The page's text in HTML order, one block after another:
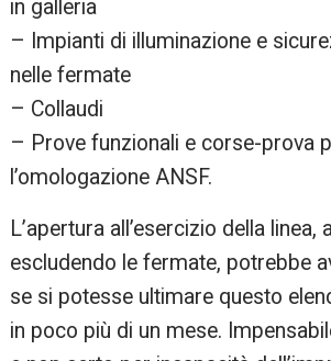
in galleria
– Impianti di illuminazione e
nelle fermate
– Collaudi
– Prove funzionali e corse-prova
l’omologazione ANSF.
L’apertura all’esercizio della linea,
escludendo le fermate, potrebbe
se si potesse ultimare questo
in poco più di un mese.